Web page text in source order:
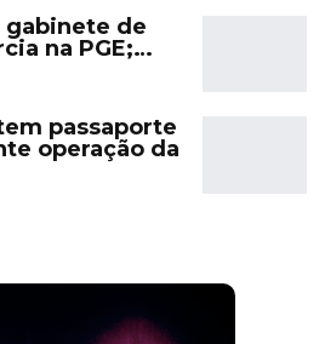
gabinete de
na PGE;…
passaporte
operação da